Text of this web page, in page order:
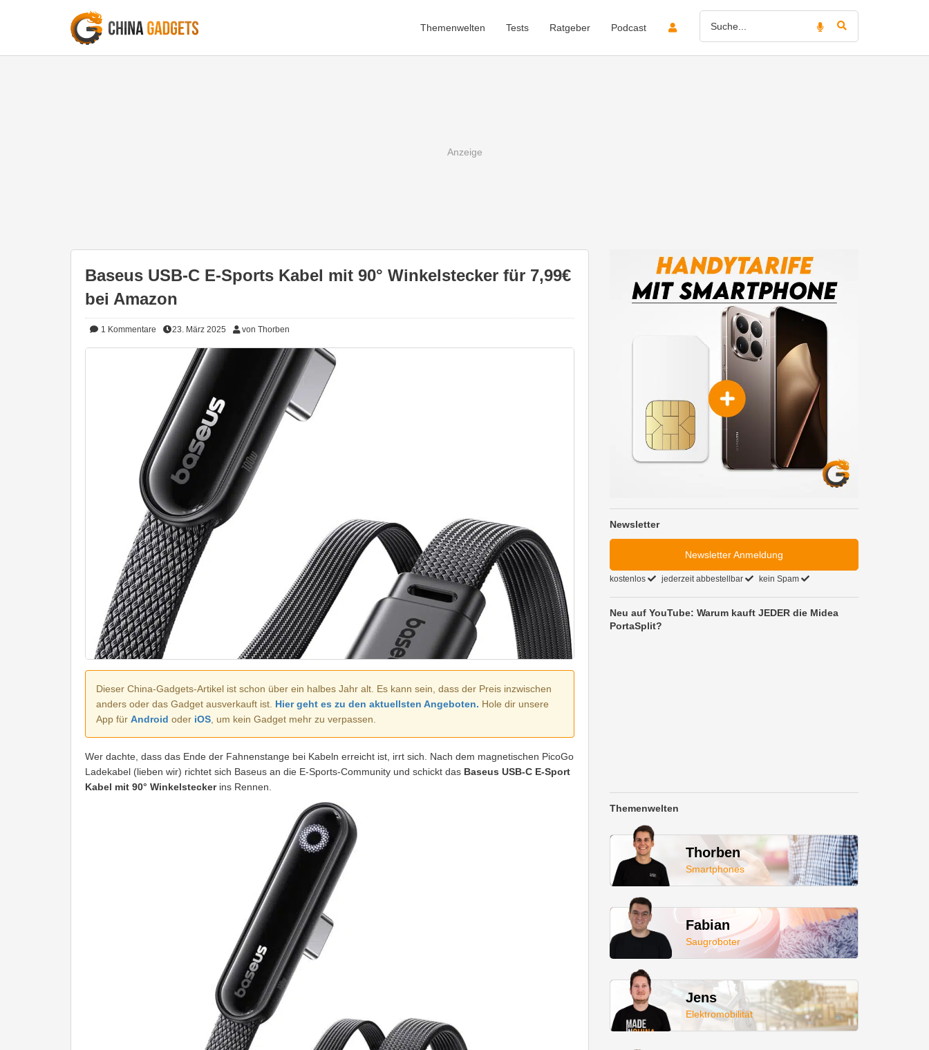
Themenwelten Tests Ratgeber Podcast
Baseus USB-C E-Sports Kabel mit 90° Winkelstecker für 7,99€
bei Amazon
1 Kommentare 23. März 2025 von Thorben
Dieser China-Gadgets-Artikel ist schon über ein halbes Jahr alt. Es kann sein, dass der Preis inzwischen
anders oder das Gadget ausverkauft ist. Hier geht es zu den aktuellsten Angeboten. Hole dir unsere
App für Android oder iOS , um kein Gadget mehr zu verpassen.
Wer dachte, dass das Ende der Fahnenstange bei Kabeln erreicht ist, irrt sich. Nach dem magnetischen PicoGo
Ladekabel (lieben wir) richtet sich Baseus an die E-Sports-Community und schickt das Baseus USB-C E-Sport
Kabel mit 90° Winkelsteckerins Rennen.
Newsletter
Newsletter Anmeldung
kostenlos jederzeit abbestellbar kein Spam
Neu auf YouTube: Warum kauft JEDER die Midea
PortaSplit?
Themenwelten
Thorben
Smartphones
Fabian
Saugroboter
Jens
Elektromobilität